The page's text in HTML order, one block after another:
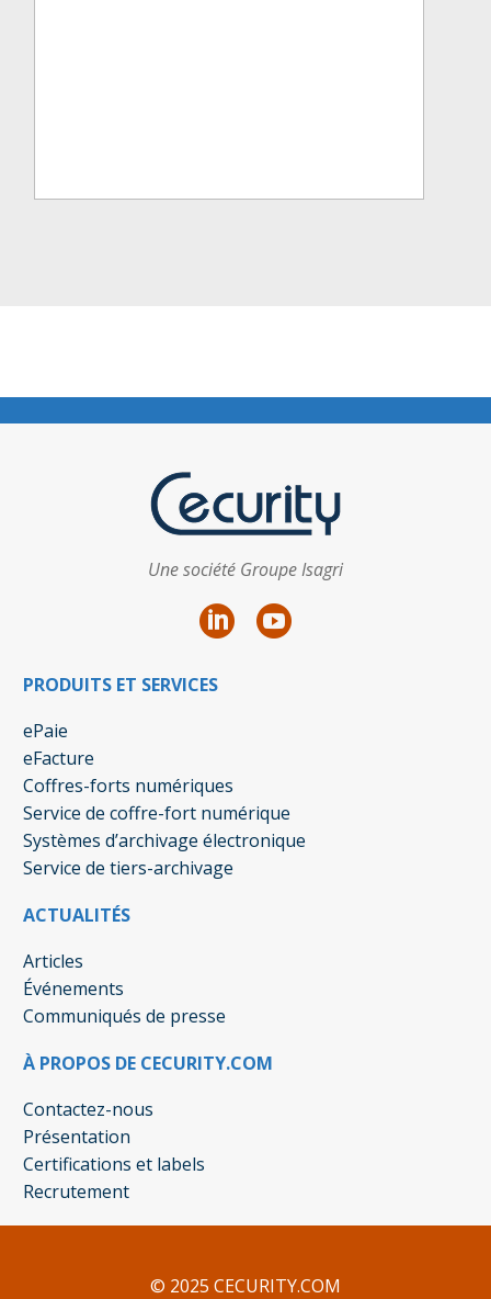
Une société Groupe Isagri
PRODUITS ET SERVICES
ePaie
eFacture
Coffres-forts numériques
Service de coffre-fort numérique
Systèmes d’archivage électronique
Service de tiers-archivage
ACTUALITÉS
Articles
Événements
Communiqués de presse
À PROPOS DE CECURITY.COM
Contactez-nous
Présentation
Certifications et labels
Recrutement
© 2025 CECURITY.COM